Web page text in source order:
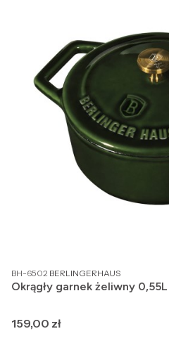
BH-6502 PRODUCENT
BERLINGERHAUS
Okrągły garnek żeliwny
Cena
159,00 zł